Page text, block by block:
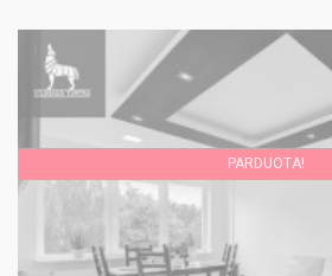
PARDUOTA!